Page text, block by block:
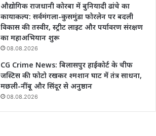
औद्योगिक राजधानी कोरबा में बुनियादी ढांचे का
कायाकल्प: सर्वमंगला-कुसमुंडा फोरलेन पर बदली
विकास की तस्वीर, स्ट्रीट लाइट और पर्यावरण संरक्षण
का महाअभियान शुरू
08.08.2026
CG Crime News: बिलासपुर हाईकोर्ट के चीफ
जस्टिस की फोटो रखकर श्मशान घाट में तंत्र साधना,
मछली-नींबू और सिंदूर से अनुष्ठान
08.08.2026